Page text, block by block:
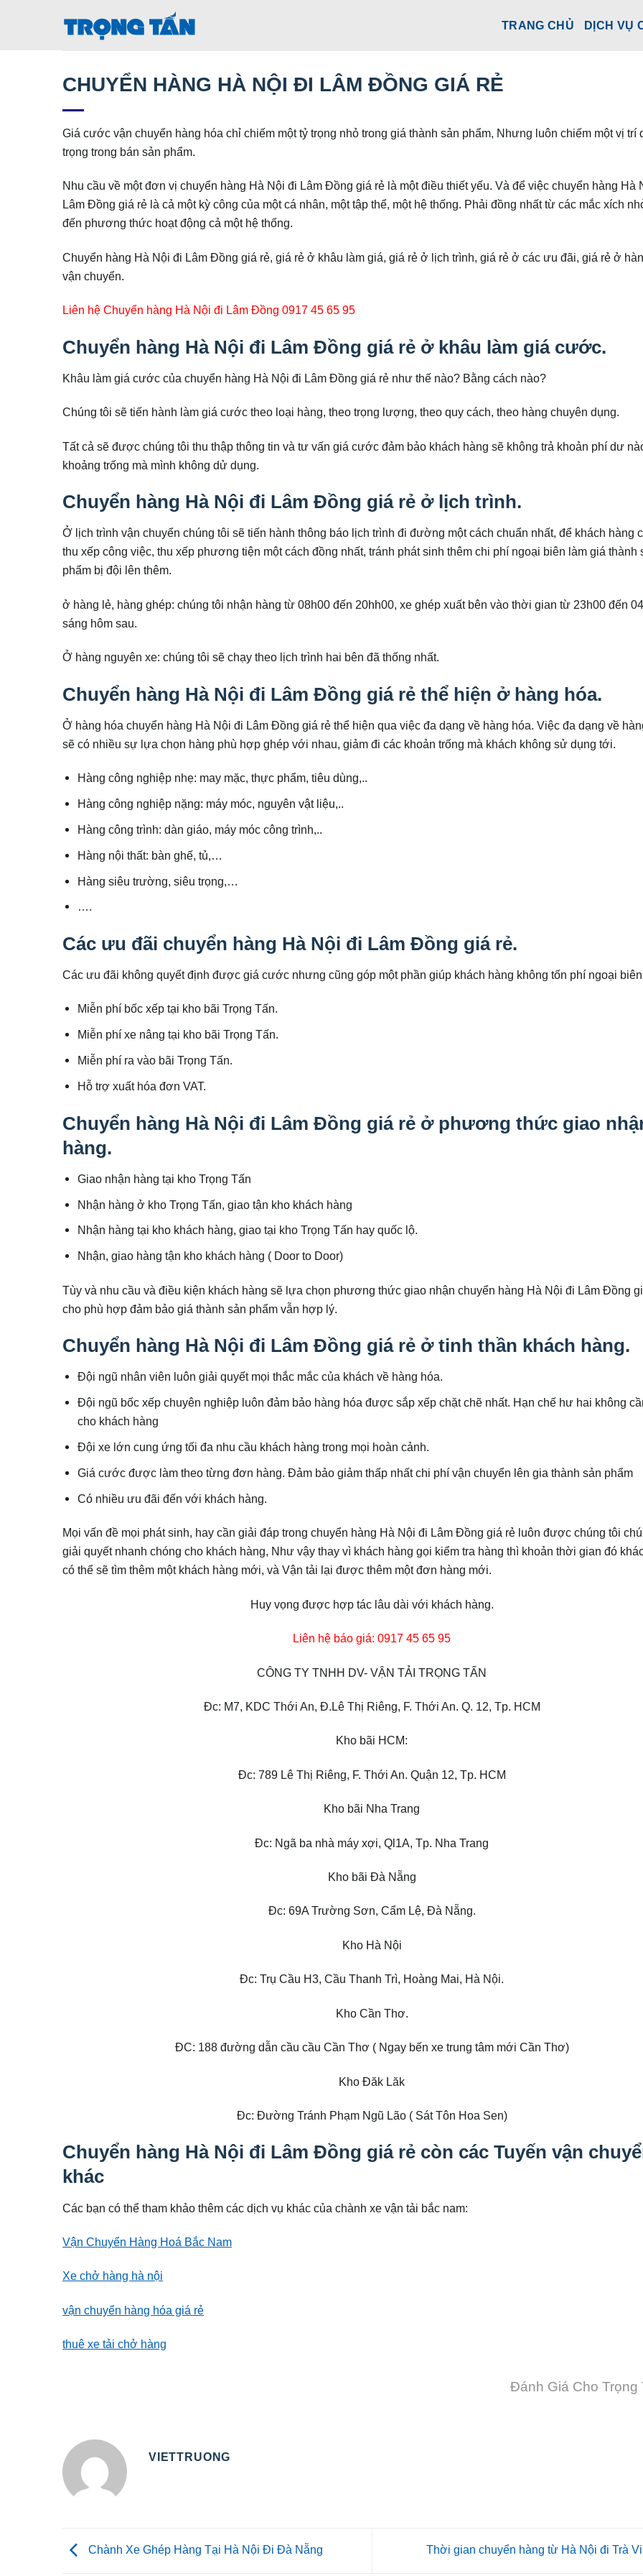
TRANG CHỦ DỊCH VỤ
CHUYỂN HÀNG HÀ NỘI ĐI LÂM ĐỒNG GIÁ RẺ
Giá cước vận chuyển hàng hóa chỉ chiếm một tỷ trọng nhỏ trong giá thành sản phẩm, Nhưng luôn chiếm một vị trí
trọng trong bán sản phẩm.
Nhu cầu về một đơn vị chuyển hàng Hà Nội đi Lâm Đồng giá rẻ là một điều thiết yếu. Và để việc chuyển hàng Hà
Lâm Đồng giá rẻ là cả một kỳ công của một cá nhân, một tập thể, một hệ thống. Phải đồng nhất từ các mắc xích
đến phương thức hoạt động cả một hệ thống.
Chuyển hàng Hà Nội đi Lâm Đồng giá rẻ, giá rẻ ở khâu làm giá, giá rẻ ở lịch trình, giá rẻ ở các ưu đãi, giá rẻ ở
vận chuyển.
Liên hệ Chuyển hàng Hà Nội đi Lâm Đồng 0917 45 65 95
Chuyển hàng Hà Nội đi Lâm Đồng giá rẻ ở khâu làm giá cước.
Khâu làm giá cước của chuyển hàng Hà Nội đi Lâm Đồng giá rẻ như thế nào? Bằng cách nào?
Chúng tôi sẽ tiến hành làm giá cước theo loại hàng, theo trọng lượng, theo quy cách, theo hàng chuyên dụng.
Tất cả sẽ được chúng tôi thu thập thông tin và tư vấn giá cước đảm bảo khách hàng sẽ không trả khoản phí dư
khoảng trống mà mình không dử dụng.
Chuyển hàng Hà Nội đi Lâm Đồng giá rẻ ở lịch trình.
Ở lịch trình vận chuyển chúng tôi sẽ tiến hành thông báo lịch trình đi đường một cách chuẩn nhất, để khách hàng
thu xếp công việc, thu xếp phương tiện một cách đồng nhất, tránh phát sinh thêm chi phí ngoại biên làm giá thành
phẩm bị đội lên thêm.
ở hàng lẻ, hàng ghép: chúng tôi nhận hàng từ 08h00 đến 20hh00, xe ghép xuất bên vào thời gian từ 23h00 đến
sáng hôm sau.
Ở hàng nguyên xe: chúng tôi sẽ chạy theo lịch trình hai bên đã thống nhất.
Chuyển hàng Hà Nội đi Lâm Đồng giá rẻ thể hiện ở hàng hóa.
Ở hàng hóa chuyển hàng Hà Nội đi Lâm Đồng giá rẻ thể hiện qua việc đa dạng về hàng hóa. Việc đa dạng về
sẽ có nhiều sự lựa chọn hàng phù hợp ghép với nhau, giảm đi các khoản trống mà khách không sử dụng tới.
Hàng công nghiệp nhẹ: may mặc, thực phẩm, tiêu dùng,..
Hàng công nghiệp nặng: máy móc, nguyên vật liệu,..
Hàng công trình: dàn giáo, máy móc công trình,..
Hàng nội thất: bàn ghế, tủ,…
Hàng siêu trường, siêu trọng,…
….
Các ưu đãi chuyển hàng Hà Nội đi Lâm Đồng giá rẻ.
Các ưu đãi không quyết định được giá cước nhưng cũng góp một phần giúp khách hàng không tốn phí ngoại
Miễn phí bốc xếp tại kho bãi Trọng Tấn.
Miễn phí xe nâng tại kho bãi Trọng Tấn.
Miễn phí ra vào bãi Trọng Tấn.
Hỗ trợ xuất hóa đơn VAT.
Chuyển hàng Hà Nội đi Lâm Đồng giá rẻ ở phương thức giao
hàng.
Giao nhận hàng tại kho Trọng Tấn
Nhận hàng ở kho Trọng Tấn, giao tận kho khách hàng
Nhận hàng tại kho khách hàng, giao tại kho Trọng Tấn hay quốc lộ.
Nhận, giao hàng tận kho khách hàng ( Door to Door)
Tùy và nhu cầu và điều kiện khách hàng sẽ lựa chọn phương thức giao nhận chuyển hàng Hà Nội đi Lâm Đồng
cho phù hợp đảm bảo giá thành sản phẩm vẫn hợp lý.
Chuyển hàng Hà Nội đi Lâm Đồng giá rẻ ở tinh thần khách hàng.
Đội ngũ nhân viên luôn giải quyết mọi thắc mắc của khách về hàng hóa.
Đội ngũ bốc xếp chuyên nghiệp luôn đảm bảo hàng hóa được sắp xếp chặt chẽ nhất. Hạn chế hư hai không
cho khách hàng
Đội xe lớn cung ứng tối đa nhu cầu khách hàng trong mọi hoàn cảnh.
Giá cước được làm theo từng đơn hàng. Đảm bảo giảm thấp nhất chi phí vận chuyển lên gia thành sản phẩm
Có nhiều ưu đãi đến với khách hàng.
Mọi vấn đề mọi phát sinh, hay cần giải đáp trong chuyển hàng Hà Nội đi Lâm Đồng giá rẻ luôn được chúng tôi
giải quyết nhanh chóng cho khách hàng, Như vậy thay vì khách hàng gọi kiểm tra hàng thì khoản thời gian đó
có thể sẽ tìm thêm một khách hàng mới, và Vận tải lại được thêm một đơn hàng mới.
Huy vọng được hợp tác lâu dài với khách hàng.
Liên hệ báo giá: 0917 45 65 95
CÔNG TY TNHH DV- VẬN TẢI TRỌNG TẤN
Đc: M7, KDC Thới An, Đ.Lê Thị Riêng, F. Thới An. Q. 12, Tp. HCM
Kho bãi HCM:
Đc: 789 Lê Thị Riêng, F. Thới An. Quận 12, Tp. HCM
Kho bãi Nha Trang
Đc: Ngã ba nhà máy xợi, Ql1A, Tp. Nha Trang
Kho bãi Đà Nẵng
Đc: 69A Trường Sơn, Cẩm Lệ, Đà Nẵng.
Kho Hà Nội
Đc: Trụ Cầu H3, Cầu Thanh Trì, Hoàng Mai, Hà Nội.
Kho Cần Thơ.
ĐC: 188 đường dẫn cầu cầu Cần Thơ ( Ngay bến xe trung tâm mới Cần Thơ)
Kho Đăk Lăk
Đc: Đường Tránh Phạm Ngũ Lão ( Sát Tôn Hoa Sen)
Chuyển hàng Hà Nội đi Lâm Đồng giá rẻ còn các Tuyến vận
khác
Các bạn có thể tham khảo thêm các dịch vụ khác của chành xe vận tải bắc nam:
Vận Chuyển Hàng Hoá Bắc Nam
Xe chở hàng hà nội
vận chuyển hàng hóa giá rẻ
thuê xe tải chở hàng
Đánh Giá Cho Trọng
VIETTRUONG
Chành Xe Ghép Hàng Tại Hà Nội Đi Đà Nẵng Thời gian chuyển hàng từ Hà Nội đi Trà